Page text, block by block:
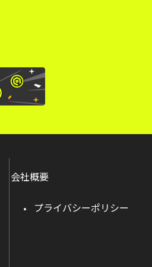
会社概要
プライバシーポリシー